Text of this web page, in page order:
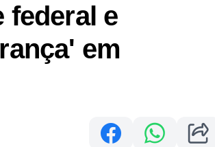
federal e
em